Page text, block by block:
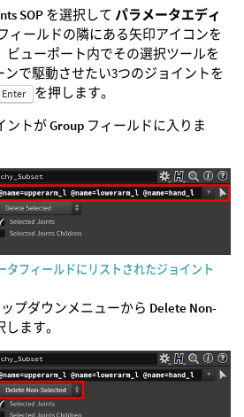
SOP を選択して パラメータエディ
ィールドの隣にある矢印アイコンを
ビューポート内でその選択ツールを
ンで駆動させたい3つのジョイントを
Enter
を押します。
ントがGroup フィールドに入りま
タフィールドにリストされたジョイント
ップダウンメニューから Delete Non-
ます。